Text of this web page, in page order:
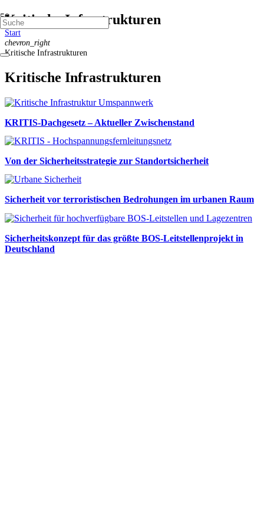
Kritische Infrastrukturen
Start
chevron_right
Kritische Infrastrukturen
Kritische Infrastrukturen
KRITIS-Dachgesetz – Aktueller Zwischenstand
Von der Sicherheitsstrategie zur Standortsicherheit
Sicherheit vor terroristischen Bedrohungen im urbanen Raum
Sicherheitskonzept für das größte BOS-Leitstellenprojekt in
Deutschland